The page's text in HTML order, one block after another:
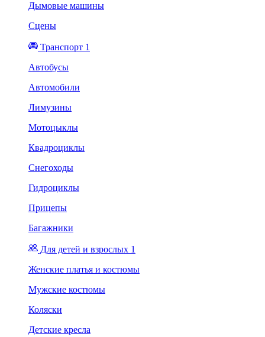
Дымовые машины
Сцены
Транспорт 1
Автобусы
Автомобили
Лимузины
Мотоцыклы
Квадроциклы
Снегоходы
Гидроциклы
Прицепы
Багажники
Для детей и взрослых 1
Женские платья и костюмы
Мужские костюмы
Коляски
Детские кресла